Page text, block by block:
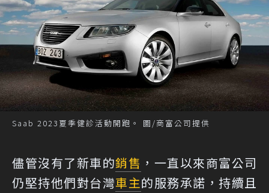
Saab 2023夏季健診活動開跑。 圖/商富公司提供
儘管沒有了新車的銷售 ，一直以來商富公司
仍堅持他們對台灣車主的服務承諾，持續且